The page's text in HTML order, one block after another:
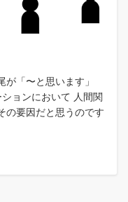
「〜と思います」
ョンにおいて 人間関
の要因だと思うのです